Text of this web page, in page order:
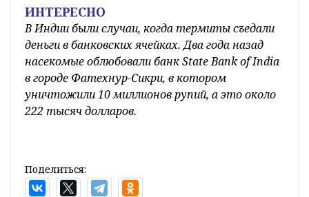
ИНТЕРЕСНО
В Индии были случаи, когда термиты съедали
деньги в банковских ячейках. Два года назад
насекомые облюбовали банк State Bank of India
в городе Фатехнур-Сикри, в котором
уничтожили 10 миллионов рупий, а это около
222 тысяч долларов.
Поделиться: